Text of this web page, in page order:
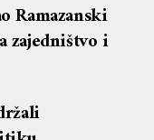
Ramazanski
zajedništvo i